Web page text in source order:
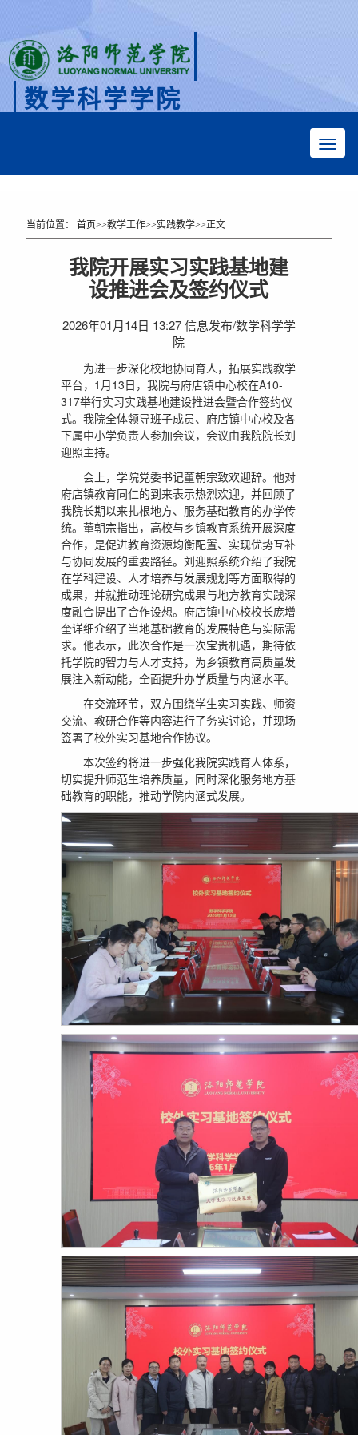
数学科学学院
当前位置：首页>>教学工作>>实践教学>>正文
我院开展实习实践基地建
设推进会及签约仪式
2026年01月14日 13:27 信息发布/数学科学学
院
为进一步深化校地协同育人，拓展实践教学
平台，1月13日，我院与府店镇中心校在A10-
317举行实习实践基地建设推进会暨合作签约仪
式。我院全体领导班子成员、府店镇中心校及各
下属中小学负责人参加会议，会议由我院院长刘
迎照主持。
会上，学院党委书记董朝宗致欢迎辞。他对
府店镇教育同仁的到来表示热烈欢迎，并回顾了
我院长期以来扎根地方、服务基础教育的办学传
统。董朝宗指出，高校与乡镇教育系统开展深度
合作，是促进教育资源均衡配置、实现优势互补
与协同发展的重要路径。刘迎照系统介绍了我院
在学科建设、人才培养与发展规划等方面取得的
成果，并就推动理论研究成果与地方教育实践深
度融合提出了合作设想。府店镇中心校校长庞增
奎详细介绍了当地基础教育的发展特色与实际需
求。他表示，此次合作是一次宝贵机遇，期待依
托学院的智力与人才支持，为乡镇教育高质量发
展注入新动能，全面提升办学质量与内涵水平。
在交流环节，双方围绕学生实习实践、师资
交流、教研合作等内容进行了务实讨论，并现场
签署了校外实习基地合作协议。
本次签约将进一步强化我院实践育人体系，
切实提升师范生培养质量，同时深化服务地方基
础教育的职能，推动学院内涵式发展。